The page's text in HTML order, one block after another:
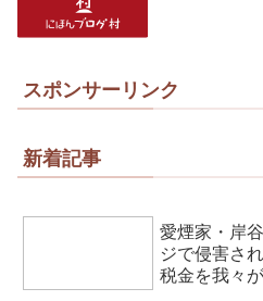
スポンサーリンク
新着記事
愛煙家・岸
ジで侵害さ
税金を我々